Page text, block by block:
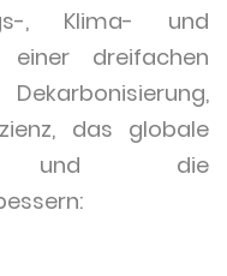
, Klima- und
dreifachen
das globale
und die